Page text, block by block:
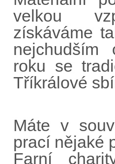
velkou
získáváme
nejchudším
roku se
Tříkrálové
Máte v
prací nějaké
Farní